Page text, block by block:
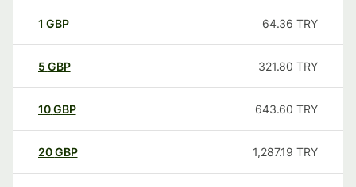
1 GBP 64.36 TRY
5 GBP 321.80 TRY
10GBP 643.60 TRY
20GBP 1,287.19 TRY